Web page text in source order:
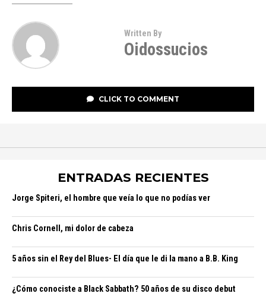
Written By
Oidossucios
CLICK TO COMMENT
ENTRADAS RECIENTES
Jorge Spiteri, el hombre que veía lo que no podías ver
Chris Cornell, mi dolor de cabeza
5 años sin el Rey del Blues- El día que le di la mano a B.B. King
¿Cómo conociste a Black Sabbath? 50 años de su disco debut